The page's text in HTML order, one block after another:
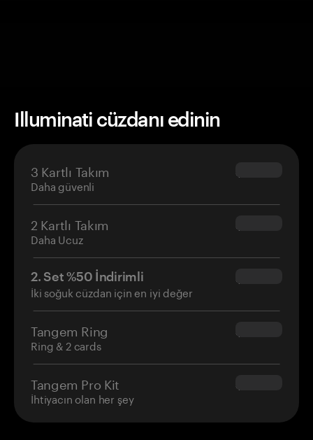
Illuminati cüzdanı edinin
3 Kartlı Takım
Daha güvenli
$69.90
2 Kartlı Takım
Daha Ucuz
$54.90
2. Set %50 İndirimli
İki soğuk cüzdan için en iyi değer
$34.95
Tangem Ring
Ring & 2 cards
$160.00
Tangem Pro Kit
İhtiyacın olan her şey
$180.00